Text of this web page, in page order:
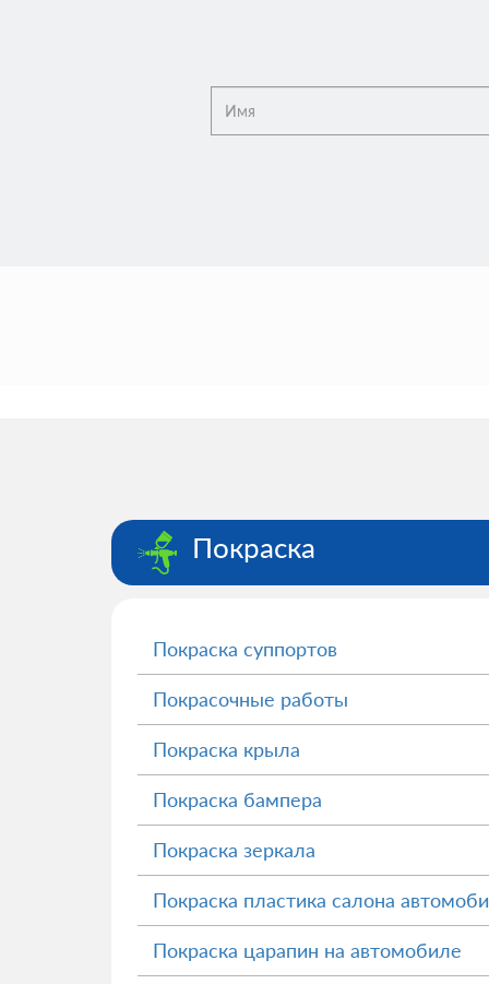
Покраска
Покраска суппортов
Покрасочные работы
Покраска крыла
Покраска бампера
Покраска зеркала
Покраска пластика салона
Покраска царапин на автомобиле